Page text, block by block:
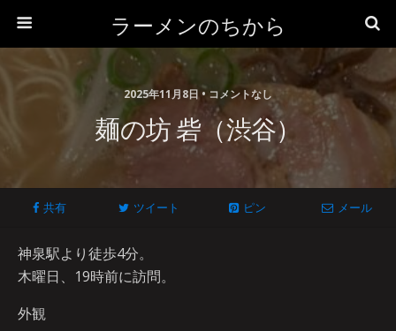
ラーメンのちから
2025年11月8日 • コメントなし
麺の坊 砦（渋谷）
共有 ツイート ピン メール
神泉駅より徒歩4分。
木曜日、19時前に訪問。
外観